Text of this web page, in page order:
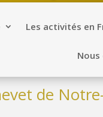
Les activités en
de